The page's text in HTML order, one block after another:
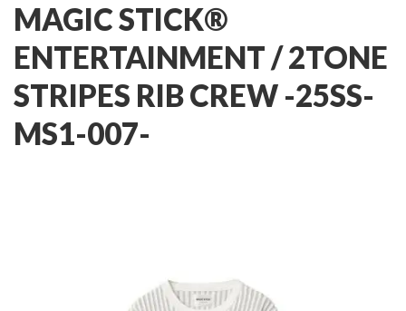
MAGIC STICK®
ENTERTAINMENT /2TONE
STRIPES RIB CREW -25SS-
MS1-007-